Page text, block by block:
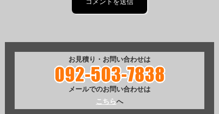
お見積り・お問い合わせは
メールでのお問い合わせは
こちらへ